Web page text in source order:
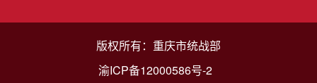
版权所有：重庆市统战部
渝ICP备12000586号-2